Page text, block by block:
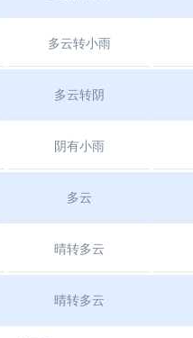
多云转小雨
多云转阴
阴有小雨
多云
晴转多云
晴转多云